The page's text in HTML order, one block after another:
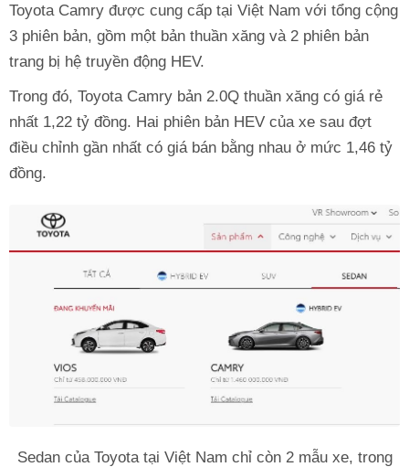
Toyota Camry được cung cấp tại Việt Nam với tổng cộng
3 phiên bản, gồm một bản thuần xăng và 2 phiên bản
trang bị hệ truyền động HEV.
Trong đó, Toyota Camry bản 2.0Q thuần xăng có giá rẻ
nhất 1,22 tỷ đồng. Hai phiên bản HEV của xe sau đợt
điều chỉnh gần nhất có giá bán bằng nhau ở mức 1,46 tỷ
đồng.
Sedan của Toyota tại Việt Nam chỉ còn 2 mẫu xe, trong